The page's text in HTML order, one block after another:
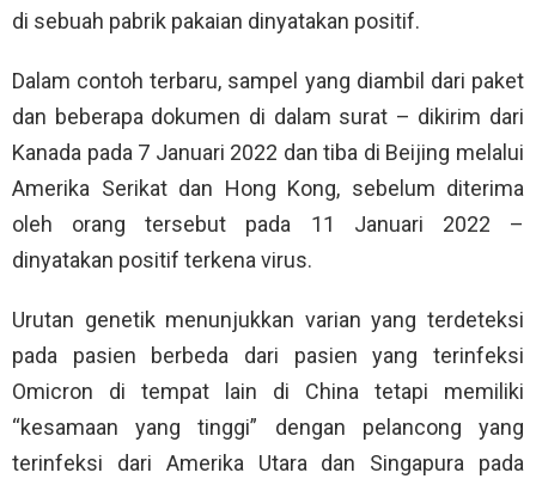
di sebuah pabrik pakaian dinyatakan positif.
Dalam contoh terbaru, sampel yang diambil dari paket
dan beberapa dokumen di dalam surat – dikirim dari
Kanada pada 7 Januari 2022 dan tiba di Beijing melalui
Amerika Serikat dan Hong Kong, sebelum diterima
oleh orang tersebut pada 11 Januari 2022 –
dinyatakan positif terkena virus.
Urutan genetik menunjukkan varian yang terdeteksi
pada pasien berbeda dari pasien yang terinfeksi
Omicron di tempat lain di China tetapi memiliki
“kesamaan yang tinggi” dengan pelancong yang
terinfeksi dari Amerika Utara dan Singapura pada